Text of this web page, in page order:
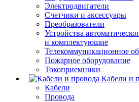
Электродвигатели
Счетчики и аксессуары
Преобразователи
Устройства
и комплектующие
Телекоммуникационное
Пожарное оборудование
Токоприемники
Кабели и
Кабели
Провода